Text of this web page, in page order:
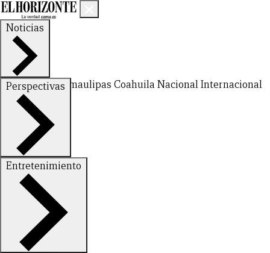
Noticias
Nuevo LeónTamaulipas Coahuila NacionalInternacional
Perspectivas
FinanzasOpinión
Entretenimiento